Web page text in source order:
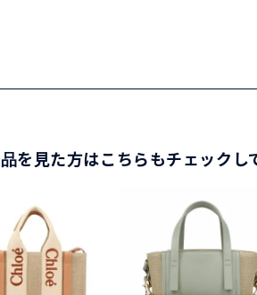
を見た方はこちらもチェックし